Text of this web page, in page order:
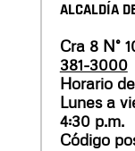
ALCALDÍA
Cra 8 N°
381-3000
Horario
Lunes a
4:30 p.m.
Código